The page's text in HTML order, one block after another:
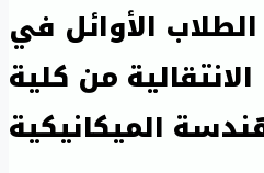
الأوائل في
من كلية
الميكانيكية